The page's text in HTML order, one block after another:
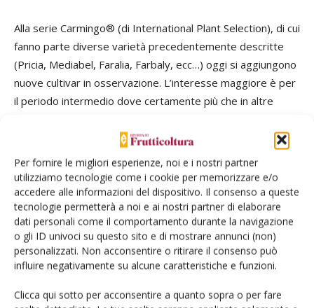
Per fornire le migliori esperienze, noi e i nostri partner
utilizziamo tecnologie come i cookie per memorizzare e/o
accedere alle informazioni del dispositivo. Il consenso a queste
tecnologie permetterà a noi e ai nostri partner di elaborare
dati personali come il comportamento durante la navigazione
o gli ID univoci su questo sito e di mostrare annunci (non)
personalizzati. Non acconsentire o ritirare il consenso può
influire negativamente su alcune caratteristiche e funzioni.
Clicca qui sotto per acconsentire a quanto sopra o per fare
Alla serie Carmingo® (di International Plant Selection), di cui
fanno parte diverse varietà precedentemente descritte
(Pricia, Mediabel, Faralia, Farbaly, ecc…) oggi si aggiungono
nuove cultivar in osservazione. L’interesse maggiore è per
il periodo intermedio dove certamente più che in altre
miglioramento dello standard varietale. A tal proposito
sono arrivate Mediva*, Medoly* e Medflo*. In epoca
precoce viene proposta Primidi* e per il periodo tardivo
Farbela* che ha l’obbiettivo di migliorare lo standard
qualitativo di Farbaly.
I vivai Escande, in epoca molto precoce (fine maggio),
propongono Banzai®EAR5-5012*, auto-fertile e di bella
Tornado®PEPS7016*ancora da valutare. Pochi giorni